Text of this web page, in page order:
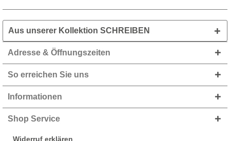
Aus unserer Kollektion SCHREIBEN
Adresse & Öffnungszeiten
So erreichen Sie uns
Informationen
Shop Service
Widerruf erklären